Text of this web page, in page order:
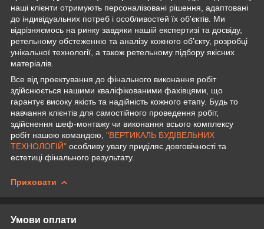
наші клієнти отримують персоналізовані рішення, адаптовані
до індивідуальних потреб і особливостей їх об'єктів. Ми
відрізняємось на ринку завдяки нашій експертизі та досвіду,
ретельному обстеженню та аналізу кожного об’єкту, розробці
унікальної технології, а також ретельному підбору якісних
матеріалів.
Все від проектування до фінального виконання робіт
здійснюється нашими кваліфікованими фахівцями, що
гарантує високу якість та надійність кожного етапу. Будь то
навчання клієнтів для самостійного проведення робіт,
здійснення шеф-монтажу чи виконання всього комплексу
робіт нашою командою, "ВЕРТИКАЛЬ БУДІВЕЛЬНИХ
ТЕХНОЛОГІЙ" особливу увагу приділяє довговічності та
естетиці фінального результату.
Приховати
Умови оплати